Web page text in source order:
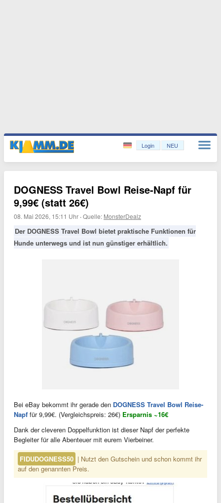
Login NEU
DOGNESS Travel Bowl Reise-Napf für
9,99€ (statt 26€)
08. Mai 2026, 15:11 Uhr ·Quelle: MonsterDealz
Der DOGNESS Travel Bowl bietet praktische Funktionen für
Hunde unterwegs und ist nun günstiger erhältlich.
Bei eBay bekommt ihr gerade den DOGNESS Travel Bowl Reise-
Napf für 9,99€. (Vergleichspreis: 26€) Ersparnis ~16€
Dank der cleveren Doppelfunktion ist dieser Napf der perfekte
Begleiter für alle Abenteuer mit eurem Vierbeiner.
FIDUDOGNESS50 | Nutzt den Gutschein und schon kommt ihr
auf den genannten Preis.